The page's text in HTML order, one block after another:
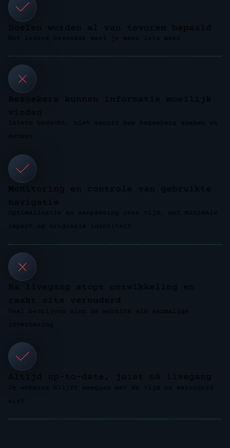
Doelen worden al van tevoren bepaald
Met iedere bezoeker weet je weer iets meer
Bezoekers kunnen informatie moeilijk
vinden
Intern bedacht, niet vanuit hoe bezoekers zoeken en
denken
Monitoring en controle van gebruikte
navigatie
Optimalisatie en aanpassing over tijd, met minimale
impact op originele identiteit
Na livegang stopt ontwikkeling en
raakt site verouderd
Veel bedrijven zien de website als eenmalige
investering
Altijd up-to-date, juist ná livegang
Je website blijft meegaan met de tijd en verouderd
niet.